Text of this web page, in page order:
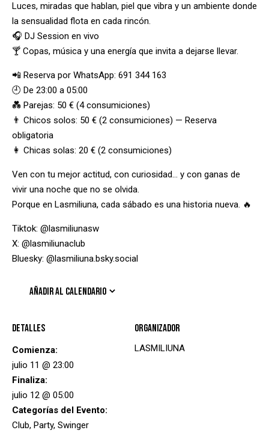
Luces, miradas que hablan, piel que vibra y un ambiente donde
la sensualidad flota en cada rincón.
🎧 DJ Session en vivo
🍸 Copas, música y una energía que invita a dejarse llevar.
📲 Reserva por WhatsApp: 691 344 163
🕘 De 23:00 a 05:00
💑 Parejas: 50 € (4 consumiciones)
👨 Chicos solos: 50 € (2 consumiciones) — Reserva
obligatoria
👩 Chicas solas: 20 € (2 consumiciones)
Ven con tu mejor actitud, con curiosidad… y con ganas de
vivir una noche que no se olvida.
Porque en Lasmiliuna, cada sábado es una historia nueva. 🔥
Tiktok: @lasmiliunasw
X: @lasmiliunaclub
Bluesky: @lasmiliuna.bsky.social
AÑADIR AL CALENDARIO
Detalles
Comienza:
julio 11 @ 23:00
Finaliza:
julio 12 @ 05:00
Categorías del Evento:
Club, Party, Swinger
Organizador
LASMILIUNA